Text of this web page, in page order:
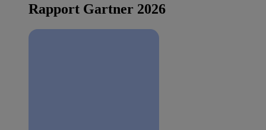
Rapport Gartner 2026